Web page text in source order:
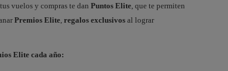
vuelos y compras te dan Puntos Elite, que te permiten
Premios Elite, regalos exclusivos al lograr
Elite cada año: